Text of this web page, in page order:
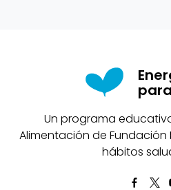
Un programa
Alimentación de Fundación
hábitos